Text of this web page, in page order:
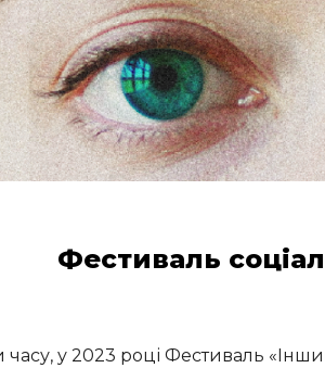
Фестиваль
у 2023 році Фестиваль